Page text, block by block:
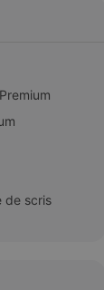
de scris